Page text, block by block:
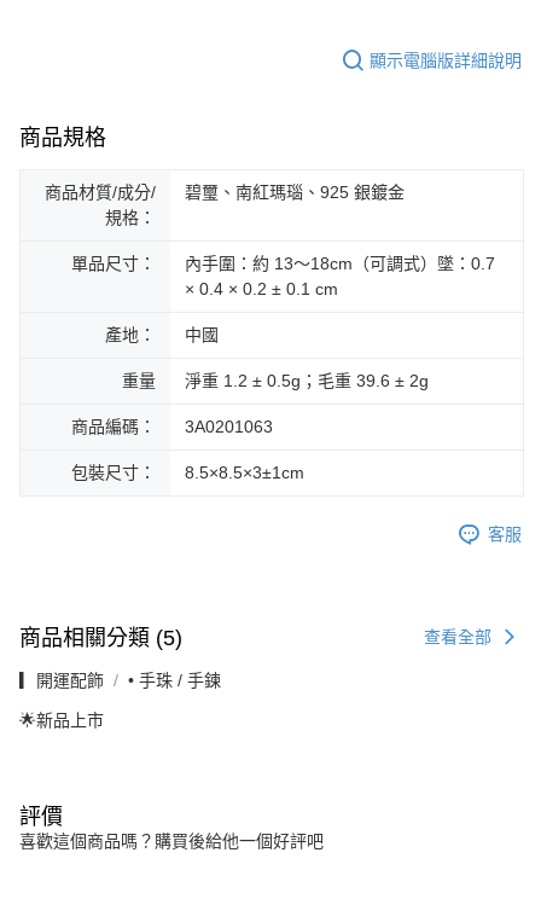
顯示電腦版詳細說明
商品規格
商品材質/成分/
規格：
碧璽、南紅瑪瑙、925 銀鍍金
單品尺寸：
內手圍：約 13～18cm（可調式）墜：0.7
× 0.4 × 0.2 ± 0.1 cm
產地： 中國
重量 淨重 1.2 ± 0.5g；毛重 39.6 ± 2g
商品編碼： 3A0201063
包裝尺寸： 8.5×8.5×3±1cm
客服
商品相關分類 (5) 查看全部
▎開運配飾 • 手珠 / 手鍊
🌟新品上市
評價
喜歡這個商品嗎？購買後給他一個好評吧